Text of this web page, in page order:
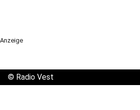
Anzeige
© Radio Vest